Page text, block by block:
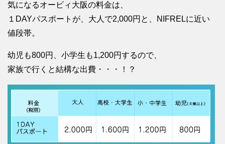
気になるオービィ大阪の料金は、
１DAYパスポートが、大人で2,000円と、NIFRELに近い
値段帯。
幼児も800円、小学生も1,200円するので、
家族で行くと結構な出費・・・！？